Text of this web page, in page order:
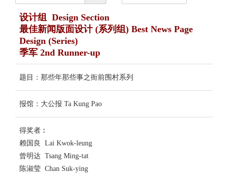
设计组 Design Section
最佳新闻版面设计 (系列组) Best News Page
Design (Series)
季军 2nd Runner-up
题目：那些年那些事之衙前围村系列
报馆：大公报 Ta Kung Pao
得奖者︰
赖国良 Lai Kwok-leung
曾明达 Tsang Ming-tat
陈淑莹 Chan Suk-ying